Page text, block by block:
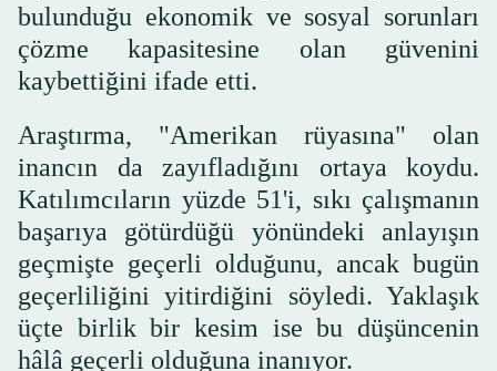
bulunduğu ekonomik ve sosyal sorunları
çözme kapasitesine olan güvenini
kaybettiğini ifade etti.
Araştırma, "Amerikan rüyasına" olan
inancın da zayıfladığını ortaya koydu.
Katılımcıların yüzde 51'i, sıkı çalışmanın
başarıya götürdüğü yönündeki anlayışın
geçmişte geçerli olduğunu, ancak bugün
geçerliliğini yitirdiğini söyledi. Yaklaşık
üçte birlik bir kesim ise bu düşüncenin
hâlâ geçerli olduğuna inanıyor.